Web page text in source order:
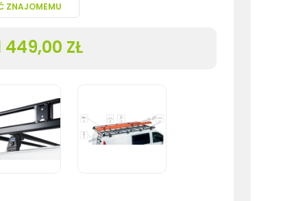
ZNAJOMEMU
449,00 ZŁ